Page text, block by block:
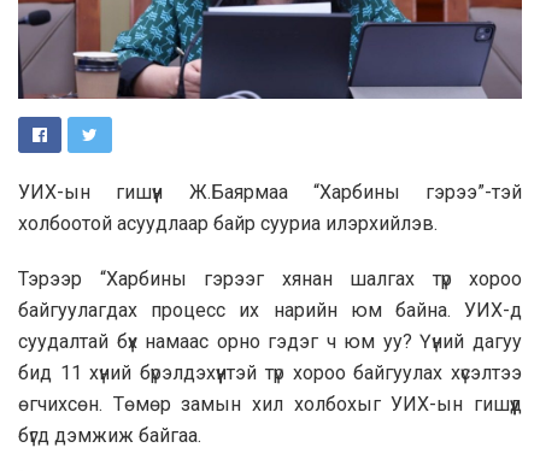
УИХ-ын гишүүн Ж.Баярмаа “Харбины гэрээ”-тэй
холбоотой асуудлаар байр сууриа илэрхийлэв.
Тэрээр “Харбины гэрээг хянан шалгах түр хороо
байгуулагдах процесс их нарийн юм байна. УИХ-д
суудалтай бүх намаас орно гэдэг ч юм уу? Үүний дагуу
бид 11 хүний бүрэлдэхүүнтэй түр хороо байгуулах хүсэлтээ
өгчихсөн. Төмөр замын хил холбохыг УИХ-ын гишүүд
бүгд дэмжиж байгаа.